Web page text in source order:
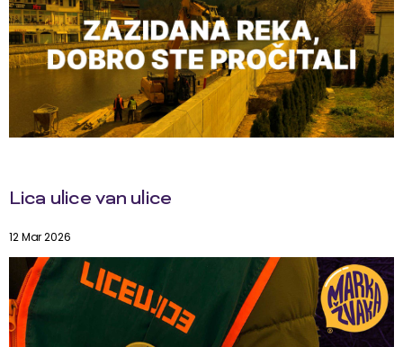
Lica ulice van ulice
12 Mar 2026